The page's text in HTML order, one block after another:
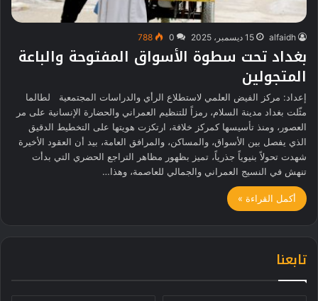
alfaidh 15 ديسمبر، 2025 0
788
بغداد تحت سطوة الأسواق المفتوحة والباعة
المتجولين
إعداد: مركز الفيض العلمي لاستطلاع الرأي والدراسات المجتمعية لطالما
مثّلت بغداد مدينة السلام، رمزاً للتنظيم العمراني والحضارة الإنسانية على مر
العصور، ومنذ تأسيسها كمركز خلافة، ارتكزت هويتها على التخطيط الدقيق
الذي يفصل بين الأسواق، والمساكن، والمرافق العامة، بيد أن العقود الأخيرة
شهدت تحولاً بنيوياً جذرياً، تميز بظهور مظاهر التراجع الحضري التي بدأت
تنهش في النسيج العمراني والجمالي للعاصمة، وهذا…
أكمل القراءة »
تابعنا